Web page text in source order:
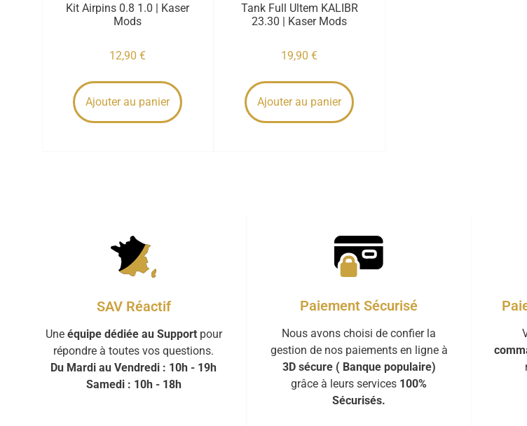
Kit Airpins 0.8 1.0 | Kaser
Mods
12,90€
Ajouter au panier
Tank Full Ultem KALIBR
23.30 | Kaser Mods
19,90€
Ajouter au panier
SAV Réactif
Une équipe dédiée au Supportpour
répondre à toutes vos questions.
Du Mardi au Vendredi : 10h - 19h
Samedi : 10h - 18h
Paiement Sécurisé
Nous avons choisi de confier la
gestion de nos paiements en ligne à
3D sécure ( Banque populaire)
grâce à leurs services 100%
Sécurisés.